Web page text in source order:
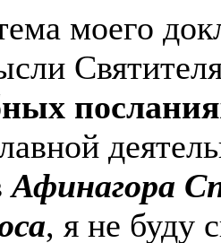
моего
Афинагора
, я не буду